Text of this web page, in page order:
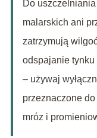
Do
malarskich ani
zatrzymują
odspajanie
– używaj
przeznaczone
mróz i